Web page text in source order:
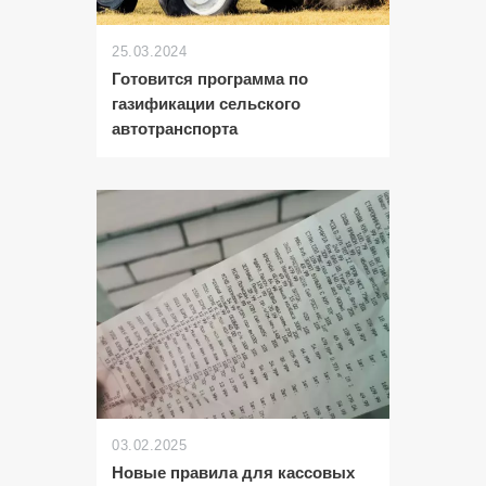
25.03.2024
Готовится программа по
газификации сельского
автотранспорта
03.02.2025
Новые правила для кассовых